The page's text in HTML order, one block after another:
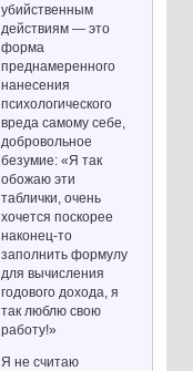
убийственным
действиям — это
форма
преднамеренного
нанесения
психологического
вреда самому себе,
добровольное
безумие: «Я так
обожаю эти
таблички, очень
хочется поскорее
наконец-то
заполнить формулу
для вычисления
годового дохода, я
так люблю свою
работу!»
Я не считаю